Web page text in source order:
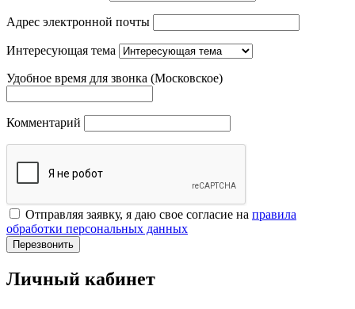
Адрес электронной почты
Интересующая тема
Удобное время для звонка (Московское)
Комментарий
Отправляя заявку, я даю свое согласие на правила
обработки персональных данных
Перезвонить
Личный кабинет